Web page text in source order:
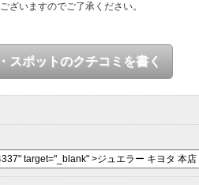
ざいますのでご了承ください。
スポットのクチコミを書く